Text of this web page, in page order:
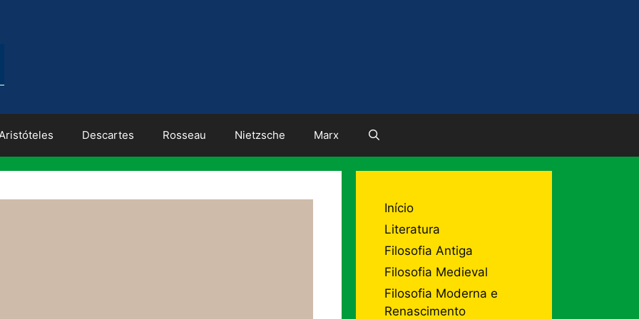
Descartes Rosseau Nietzsche Marx
Início
Literatura
Filosofia Antiga
Filosofia Medieval
Filosofia Moderna e
Renascimento